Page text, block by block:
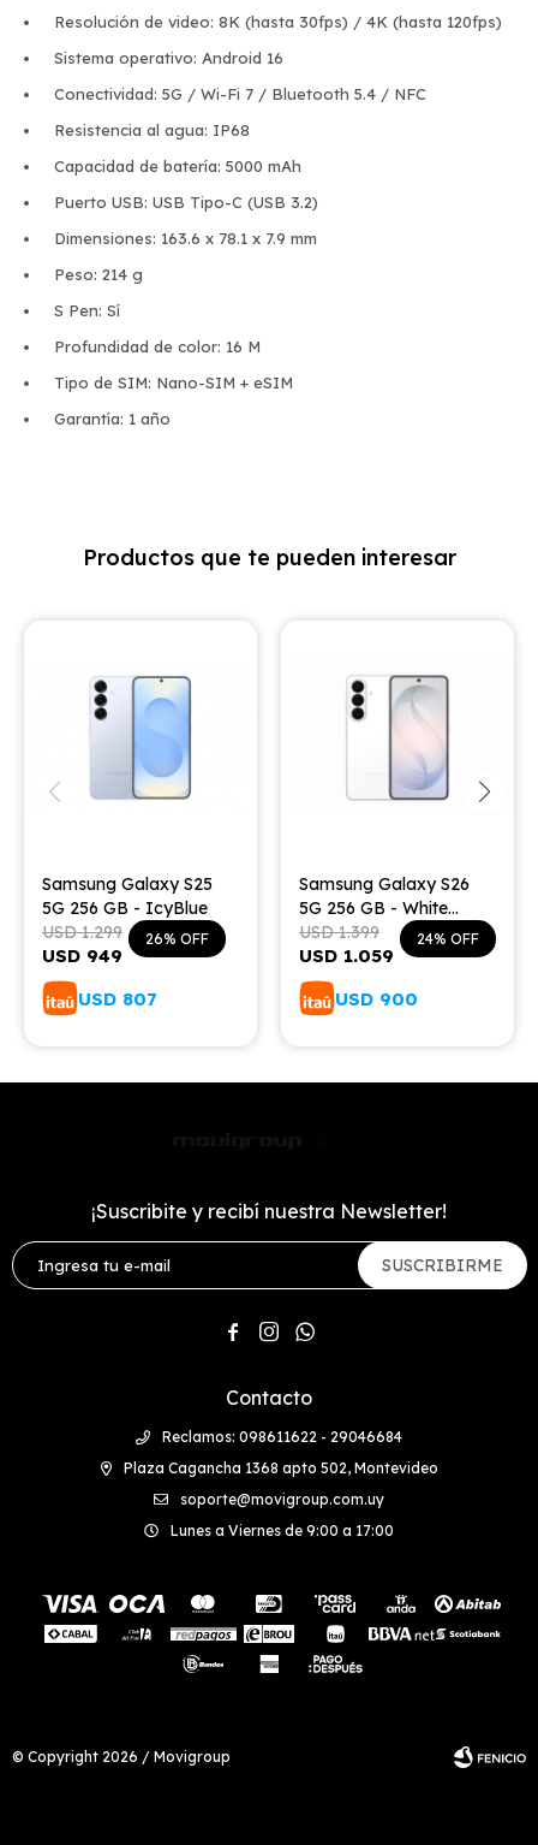
Resolución de video: 8K (hasta 30fps) / 4K (hasta 120fps)
Sistema operativo: Android 16
Conectividad: 5G / Wi-Fi 7 / Bluetooth 5.4 / NFC
Resistencia al agua: IP68
Capacidad de batería: 5000 mAh
Puerto USB: USB Tipo-C (USB 3.2)
Dimensiones: 163.6 x 78.1 x 7.9 mm
Peso: 214 g
S Pen: Sí
Profundidad de color: 16 M
Tipo de SIM: Nano-SIM + eSIM
Garantía: 1 año
Productos que te pueden interesar
Samsung Galaxy S25
5G 256 GB - IcyBlue
USD 949
USD 1.299 26
USD 807
Samsung Galaxy S26
5G 256 GB - White
Shadow
USD 1.059
USD 1.399 24
USD 900
Contacto
Reclamos: 098611622 - 29046684
Plaza Cagancha 1368 apto 502, Montevideo
soporte@movigroup.com.uy
Lunes a Viernes de 9:00 a 17:00
¡Suscribite y recibí nuestra Newsletter!
SUSCRIBIRME
  
© Copyright 2026 / Movigroup